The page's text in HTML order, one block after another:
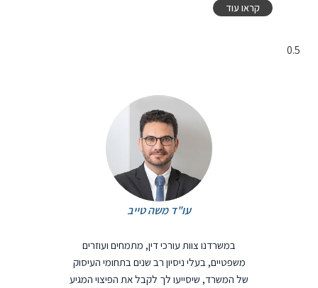
קראו עוד
עו"ד משה טייב
במשרדנו צוות עורכי דין, מתמחים ועוזרים
משפטיים, בעלי ניסיון רב שנים בתחומי העיסוק
של המשרד, שיסייעו לך לקבל את הפיצוי המגיע